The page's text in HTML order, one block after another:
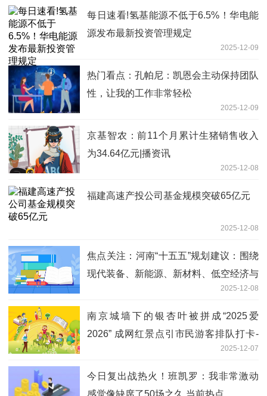
每日速看!氢基能源不低于6.5%！华电能
源发布最新投资管理规定
2025-12-09
热门看点：孔帕尼：凯恩会主动保持团队
性，让我的工作非常轻松
2025-12-09
京基智农：前11个月累计生猪销售收入
为34.64亿元|播资讯
2025-12-08
福建高速产投公司基金规模突破65亿元
2025-12-08
焦点关注：河南“十五五”规划建议：围绕
现代装备、新能源、新材料、低空经济与
航空航天等领域 培育壮大战略性新兴产
业
2025-12-08
南京城墙下的银杏叶被拼成“2025爱
2026” 成网红景点引市民游客排队打卡-
2025-12-07
今日复出战热火！班凯罗：我非常激动